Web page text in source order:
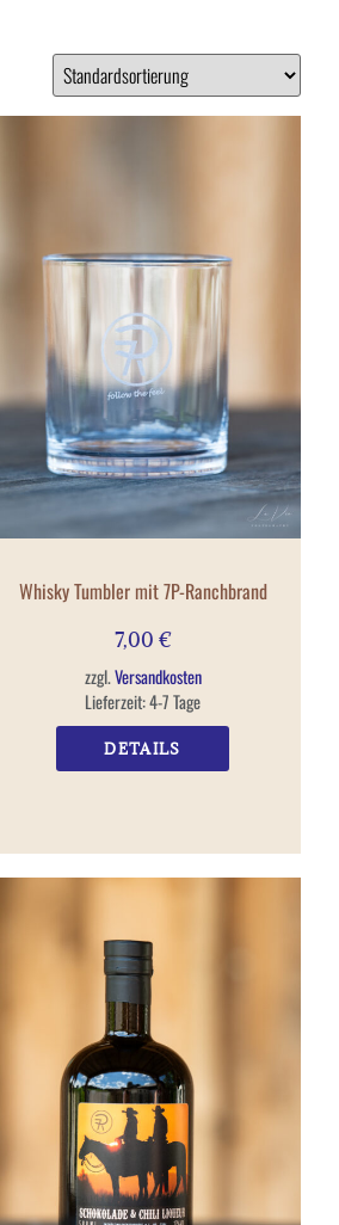
Whisky Tumbler mit 7P-Ranchbrand
7,00 €
zzgl.Versandkosten
Lieferzeit:4-7 Tage
DETAILS